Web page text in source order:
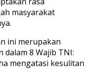
masyarakat
ini merupakan
dalam 8 Wajib TNI:
mengatasi kesulitan